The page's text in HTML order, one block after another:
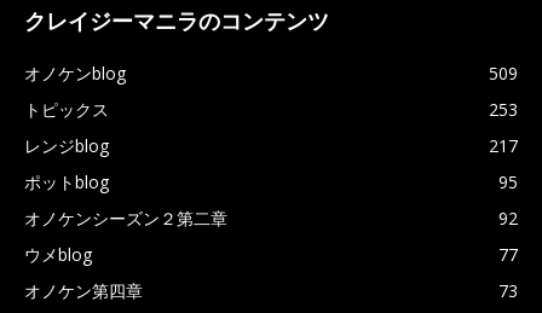
クレイジーマニラのコンテンツ
オノケンblog
509
トピックス
253
レンジblog
217
ポットblog
95
オノケンシーズン２第二章
92
ウメblog
77
オノケン第四章
73